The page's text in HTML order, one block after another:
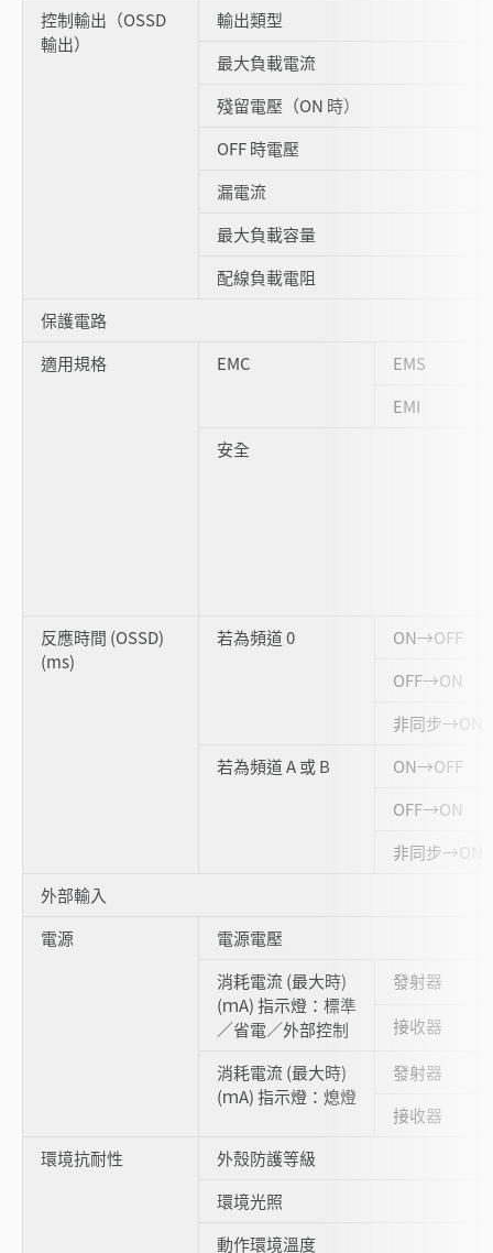
控制輸出（OSSD
輸出）
輸出類型
最大負載電流
殘留電壓（ON 時）
OFF 時電壓
漏電流
最大負載容量
配線負載電阻
保護電路
適用規格
EMC
EMS
EMI
安全
反應時間 (OSSD)
(ms)
若為頻道 0
ON→OFF
OFF→ON
非同步→ON
若為頻道 A 或 B
ON→OFF
OFF→ON
非同步→ON
外部輸入
電源
電源電壓
消耗電流 (最大時)
(ｍA) 指示燈：標準
／省電／外部控制
發射器
接收器
消耗電流 (最大時)
(ｍA) 指示燈：熄燈
發射器
接收器
環境抗耐性
外殼防護等級
環境光照
動作環境溫度